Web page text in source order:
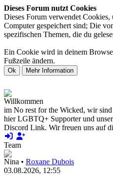
Dieses Forum nutzt Cookies
Dieses Forum verwendet
Computer gespeichert sind; Die
spezifischen Themen, die du
Ein Cookie wird in deinem
Fußzeile ändern.
Willkommen
im No rest for the Wicked, wir
hier LGBTQ+ Supporter und
Discord Link. Wir freuen uns auf
Team
Nina • Roxane Dubois
03.08.2026, 12:55